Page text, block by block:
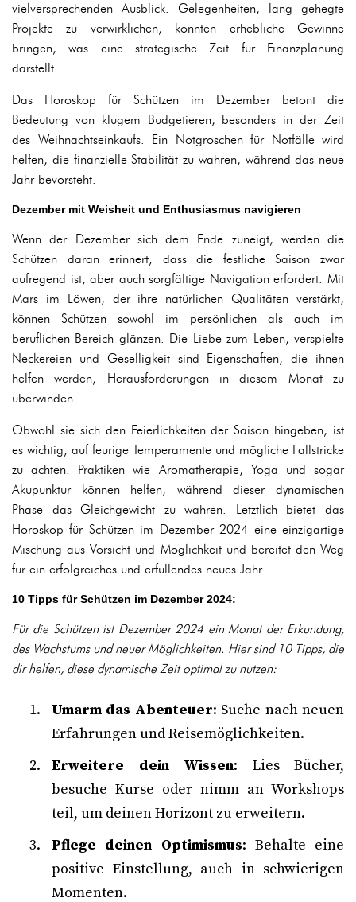
vielversprechenden Ausblick. Gelegenheiten, lang gehegte
Projekte zu verwirklichen, könnten erhebliche Gewinne
bringen, was eine strategische Zeit für Finanzplanung
darstellt.
Das Horoskop für Schützen im Dezember betont die
Bedeutung von klugem Budgetieren, besonders in der Zeit
des Weihnachtseinkaufs. Ein Notgroschen für Notfälle wird
helfen, die finanzielle Stabilität zu wahren, während das neue
Jahr bevorsteht.
Dezember mit Weisheit und Enthusiasmus navigieren
Wenn der Dezember sich dem Ende zuneigt, werden die
Schützen daran erinnert, dass die festliche Saison zwar
aufregend ist, aber auch sorgfältige Navigation erfordert. Mit
Mars im Löwen, der ihre natürlichen Qualitäten verstärkt,
können Schützen sowohl im persönlichen als auch im
beruflichen Bereich glänzen. Die Liebe zum Leben, verspielte
Neckereien und Geselligkeit sind Eigenschaften, die ihnen
helfen werden, Herausforderungen in diesem Monat zu
überwinden.
Obwohl sie sich den Feierlichkeiten der Saison hingeben, ist
es wichtig, auf feurige Temperamente und mögliche Fallstricke
zu achten. Praktiken wie Aromatherapie, Yoga und sogar
Akupunktur können helfen, während dieser dynamischen
Phase das Gleichgewicht zu wahren. Letztlich bietet das
Horoskop für Schützen im Dezember 2024 eine einzigartige
Mischung aus Vorsicht und Möglichkeit und bereitet den Weg
für ein erfolgreiches und erfüllendes neues Jahr.
10 Tipps für Schützen im Dezember 2024:
Für die Schützen ist Dezember 2024 ein Monat der Erkundung,
des Wachstums und neuer Möglichkeiten. Hier sind 10 Tipps, die
dir helfen, diese dynamische Zeit optimal zu nutzen:
Umarm das Abenteuer: Suche nach neuen
Erfahrungen und Reisemöglichkeiten.
Erweitere dein Wissen: Lies Bücher,
besuche Kurse oder nimm an Workshops
teil, um deinen Horizont zu erweitern.
Pflege deinen Optimismus: Behalte eine
positive Einstellung, auch in schwierigen
Momenten.